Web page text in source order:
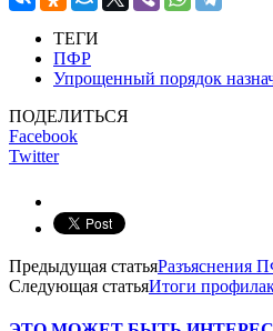
ТЕГИ
ПФР
Упрощенный порядок
ПОДЕЛИТЬСЯ
Facebook
Twitter
Предыдущая статьяРазъяснения
Следующая статьяИтоги